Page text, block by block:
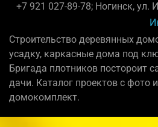
+7 921 027-89-78; Ногинск, ул.
Строительство деревянных
усадку, каркасные дома под
Бригада плотников постороит
дачи. Каталог проектов с фото
домокомплект.